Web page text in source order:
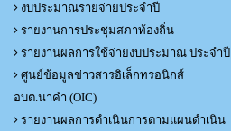
งบประมาณรายจ่ายประจำปี
รายงานการประชุมสภาท้องถิ่น
รายงานผลการใช้จ่ายงบประมาณ ประจำปี
ศูนย์ข้อมูลข่าวสารอิเล็กทรอนิกส์
อบต.นาคำ (OIC)
รายงานผลการดำเนินการตามแผนดำเนิน